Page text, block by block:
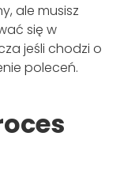
ale musisz
się w
jeśli chodzi o
poleceń.